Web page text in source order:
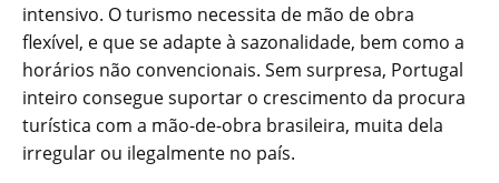
intensivo. O turismo necessita de mão de obra
flexível, e que se adapte à sazonalidade, bem como a
horários não convencionais. Sem surpresa, Portugal
inteiro consegue suportar o crescimento da procura
turística com a mão-de-obra brasileira, muita dela
irregular ou ilegalmente no país.